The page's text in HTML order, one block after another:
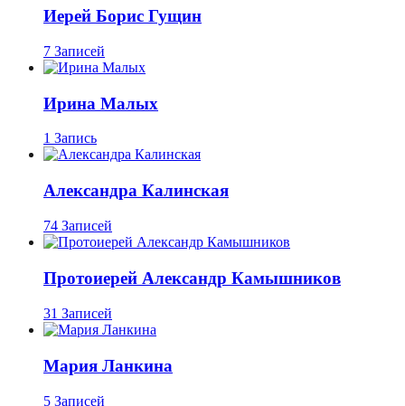
Иерей Борис Гущин
7 Записей
Ирина Малых
1 Запись
Александра Калинская
74 Записей
Протоиерей Александр Камышников
31 Записей
Мария Ланкина
5 Записей